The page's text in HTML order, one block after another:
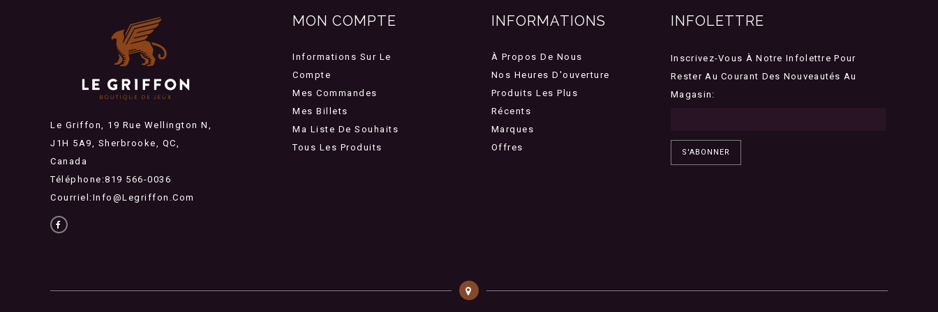
Le Griffon, 19 Rue Wellington N,
J1H 5A9, Sherbrooke, QC,
Canada
Téléphone:819 566-0036
Courriel:Info@legriffon.com
MON COMPTE
Informations Sur Le
Compte
Mes Commandes
Mes Billets
Ma Liste De Souhaits
Tous Les Produits
INFORMATIONS
À Propos De Nous
Nos Heures D'ouverture
Produits Les Plus
Récents
Marques
Offres
INFOLETTRE
Inscrivez-Vous À Notre Infolettre Pour
Rester Au Courant Des Nouveautés Au
Magasin:
S'ABONNER